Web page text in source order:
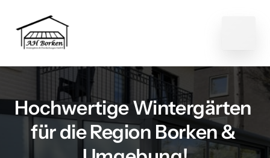
Hochwertige Wintergärten
für die Region Borken &